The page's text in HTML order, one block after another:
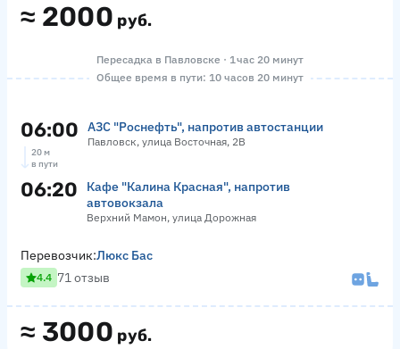
≈ 2000 руб.
Пересадка в Павловске · 1 час 20 минут
Общее время в пути: 10 часов 20 минут
06:00 АЗС "Роснефть", напротив автостанции
Павловск, улица Восточная, 2В
20 м
в пути
06:20
Кафе "Калина Красная", напротив
автовокзала
Верхний Мамон, улица Дорожная
≈ 3000 руб.
Перевозчик:Люкс Бас
4.4 71 отзыв